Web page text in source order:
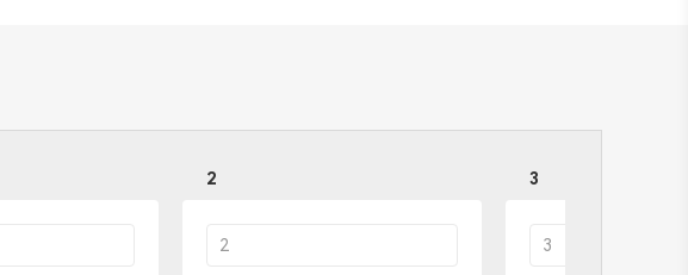
2 3